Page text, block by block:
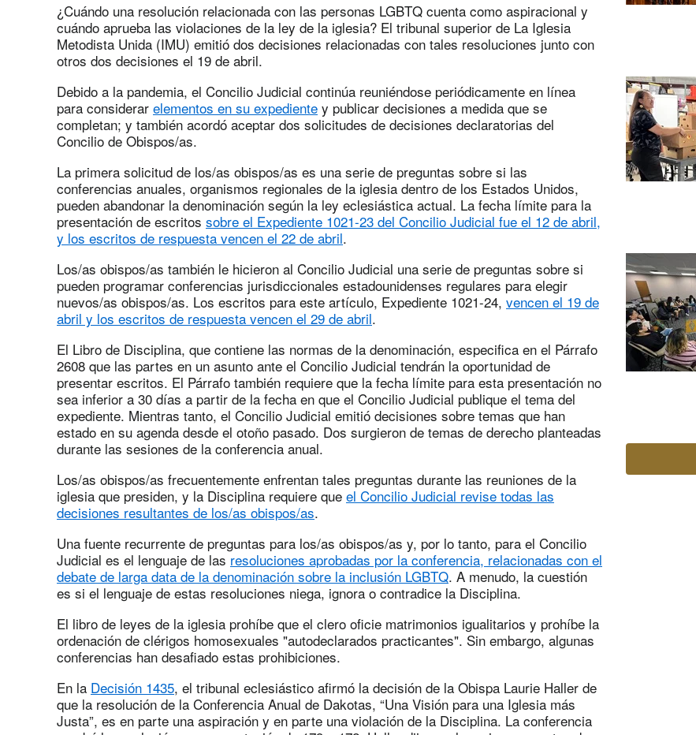
¿Cuándo una resolución relacionada con las personas LGBTQ cuenta como aspiracional y
cuándo aprueba las violaciones de la ley de la iglesia? El tribunal superior de La Iglesia
Metodista Unida (IMU) emitió dos decisiones relacionadas con tales resoluciones junto con
otros dos decisiones el 19 de abril.
Debido a la pandemia, el Concilio Judicial continúa reuniéndose periódicamente en línea
para considerar elementos en su expediente y publicar decisiones a medida que se
completan; y también acordó aceptar dos solicitudes de decisiones declaratorias del
Concilio de Obispos/as.
La primera solicitud de los/as obispos/as es una serie de preguntas sobre si las
conferencias anuales, organismos regionales de la iglesia dentro de los Estados Unidos,
pueden abandonar la denominación según la ley eclesiástica actual. La fecha límite para la
presentación de escritos sobre el Expediente 1021-23 del Concilio Judicial fue el 12 de abril,
y los escritos de respuesta vencen el 22 de abril.
Los/as obispos/as también le hicieron al Concilio Judicial una serie de preguntas sobre si
pueden programar conferencias jurisdiccionales estadounidenses regulares para elegir
nuevos/as obispos/as. Los escritos para este artículo, Expediente 1021-24, vencen el 19 de
abril y los escritos de respuesta vencen el 29 de abril.
El Libro de Disciplina, que contiene las normas de la denominación, especifica en el Párrafo
2608 que las partes en un asunto ante el Concilio Judicial tendrán la oportunidad de
presentar escritos. El Párrafo también requiere que la fecha límite para esta presentación no
sea inferior a 30 días a partir de la fecha en que el Concilio Judicial publique el tema del
expediente. Mientras tanto, el Concilio Judicial emitió decisiones sobre temas que han
estado en su agenda desde el otoño pasado. Dos surgieron de temas de derecho planteadas
durante las sesiones de la conferencia anual.
Los/as obispos/as frecuentemente enfrentan tales preguntas durante las reuniones de la
iglesia que presiden, y la Disciplina requiere que el Concilio Judicial revise todas las
decisiones resultantes de los/as obispos/as.
Una fuente recurrente de preguntas para los/as obispos/as y, por lo tanto, para el Concilio
Judicial es el lenguaje de las resoluciones aprobadas por la conferencia, relacionadas con el
debate de larga data de la denominación sobre la inclusión LGBTQ. A menudo, la cuestión
es si el lenguaje de estas resoluciones niega, ignora o contradice la Disciplina.
El libro de leyes de la iglesia prohíbe que el clero oficie matrimonios igualitarios y prohíbe la
ordenación de clérigos homosexuales "autodeclarados practicantes". Sin embargo, algunas
conferencias han desafiado estas prohibiciones.
En la Decisión 1435, el tribunal eclesiástico afirmó la decisión de la Obispa Laurie Haller de
que la resolución de la Conferencia Anual de Dakotas, “Una Visión para una Iglesia más
Justa”, es en parte una aspiración y en parte una violación de la Disciplina. La conferencia